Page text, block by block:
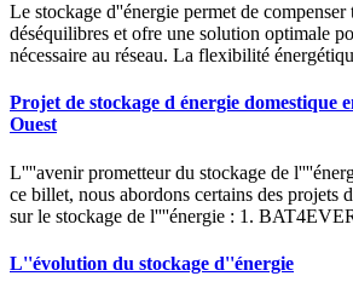
Le stockage d''énergie permet de compenser
déséquilibres et ofre une solution optimale
nécessaire au réseau. La flexibilité
Projet de stockage d énergie domestique
Ouest
L''''avenir prometteur du stockage de
ce billet, nous abordons certains des projets
sur le stockage de l''''énergie : 1.
L''évolution du stockage d''énergie